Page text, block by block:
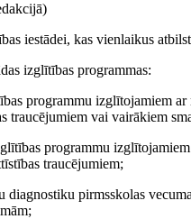
iestādei, kas vienlaikus
izglītības programmas:
programmu izglītojamiem
traucējumiem vai vairākiem
programmu
traucējumiem;
pirmsskolas